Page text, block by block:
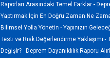
Raporları Arasındaki Temel Farklar -
Yaptırmak İçin En Doğru Zaman Ne
Bilimsel Yolla Yönetin -Yapınızın
Testi ve Risk Değerlendirme Yaklaşımı -
Değişir? - Deprem Dayanıklılık Raporu